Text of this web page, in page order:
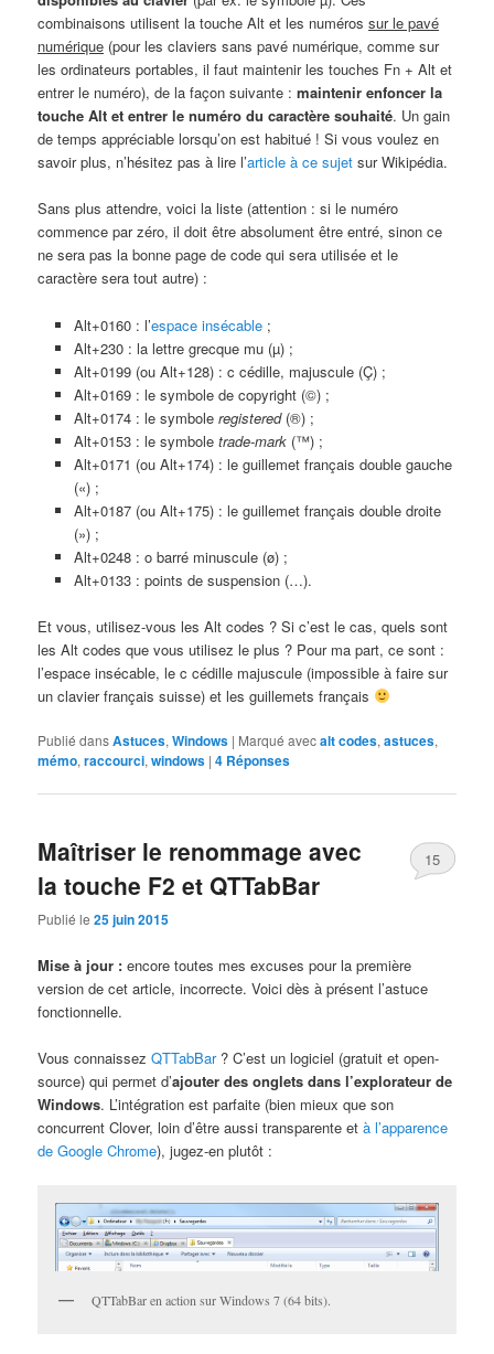
combinaisons utilisent la touche Alt et les numérossur le pavé
numérique (pour les claviers sans pavé numérique, comme sur
les ordinateurs portables, il faut maintenir les touches Fn + Alt et
entrer le numéro), de la façon suivante :maintenir enfoncer la
touche Alt et entrer le numéro du caractère souhaité. Un gain
de temps appréciable lorsqu’on est habitué ! Si vous voulez en
savoir plus, n’hésitez pas à lire l’article à ce sujet sur Wikipédia.
Sans plus attendre, voici la liste (attention : si le numéro
commence par zéro, il doit être absolument être entré, sinon ce
ne sera pas la bonne page de code qui sera utilisée et le
caractère sera tout autre) :
Alt+0160 : l’espace insécable;
Alt+230 : la lettre grecque mu (µ) ;
Alt+0199 (ou Alt+128) : c cédille, majuscule (Ç) ;
Alt+0169 : le symbole de copyright (©) ;
Alt+0174 : le symbole registered(®) ;
Alt+0153 : le symbole trade-mark(™) ;
Alt+0171 (ou Alt+174) : le guillemet français double gauche
(«) ;
Alt+0187 (ou Alt+175) : le guillemet français double droite
(») ;
Alt+0248 : o barré minuscule (ø) ;
Alt+0133 : points de suspension (…).
Et vous, utilisez-vous les Alt codes ? Si c’est le cas, quels sont
les Alt codes que vous utilisez le plus ? Pour ma part, ce sont :
l’espace insécable, le c cédille majuscule (impossible à faire sur
un clavier français suisse) et les guillemets français
Publié dansAstuces,Windows | Marqué avecalt codes,astuces,
mémo,raccourci,windows |4 Réponses
Maîtriser le renommage avec
la touche F2 et QTTabBar
Publié le25 juin 2015
15
Mise à jour : encore toutes mes excuses pour la première
version de cet article, incorrecte. Voici dès à présent l’astuce
fonctionnelle.
Vous connaissezQTTabBar? C’est un logiciel (gratuit et open-
source) qui permet d’ajouter des onglets dans l’explorateur de
Windows. L’intégration est parfaite (bien mieux que son
concurrent Clover, loin d’être aussi transparente età l’apparence
de Google Chrome), jugez-en plutôt :
QTTabBar en action sur Windows 7 (64 bits).